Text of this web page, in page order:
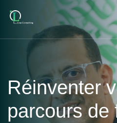
Réinventer
parcours de